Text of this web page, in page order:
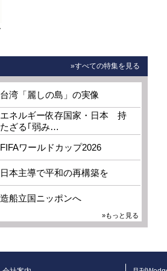
»すべての特集を見る
台湾「麗しの島」の実像
エネルギー依存国家・日本 持
たざる｢弱み…
FIFAワールドカップ2026
日本主導で平和の再構築を
造船立国ニッポンへ
»もっと見る